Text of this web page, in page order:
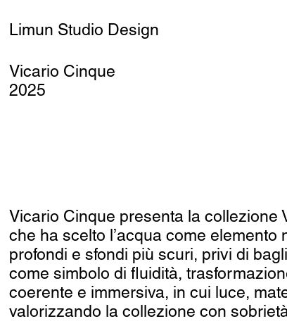
Limun Studio Design
Vicario Cinque
2025
Vicario Cinque presenta la collezione
che ha scelto l’acqua come elemento
profondi e sfondi più scuri, privi di
come simbolo di fluidità,
coerente e immersiva, in cui luce,
valorizzando la collezione con